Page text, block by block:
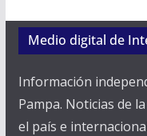
Medio digital de
Información
Pampa. Noticias de
el país e